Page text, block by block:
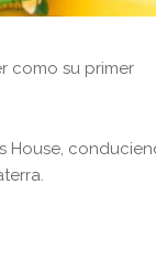
como su primer
House,